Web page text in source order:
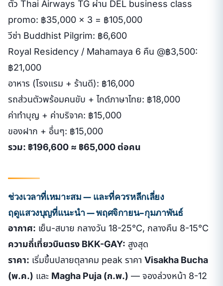
ตั๋ว Thai Airways TG ผ่าน DEL business class
promo: ฿35,000 × 3 = ฿105,000
วีซ่า Buddhist Pilgrim: ฿6,600
Royal Residency / Mahamaya 6 คืน @฿3,500:
฿21,000
อาหาร (โรงแรม + ร้านดี): ฿16,000
รถส่วนตัวพร้อมคนขับ + ไกด์ภาษาไทย: ฿18,000
ค่าทำบุญ + ค่าบริจาค: ฿15,000
ของฝาก + อื่นๆ: ฿15,000
รวม: ฿196,600 ≈ ฿65,000 ต่อคน
ช่วงเวลาที่เหมาะสม — และที่ควรหลีกเลี่ยง
ฤดูแสวงบุญที่แนะนำ — พฤศจิกายน-กุมภาพันธ์
อากาศ: เย็น-สบาย กลางวัน 18-25°C, กลางคืน 8-15°C
ความถี่เที่ยวบินตรง BKK-GAY: สูงสุด
ราคา: เริ่มขึ้นปลายตุลาคม peak ราคา Visakha Bucha
(พ.ค.) และ Magha Puja (ก.พ.) — จองล่วงหน้า 8-12